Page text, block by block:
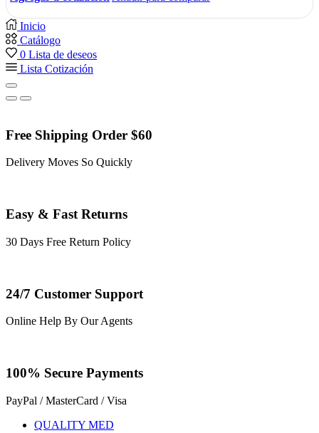
Inicio
Catálogo
0 Lista de deseos
Lista Cotización
Free Shipping Order $60
Delivery Moves So Quickly
Easy & Fast Returns
30 Days Free Return Policy
24/7 Customer Support
Online Help By Our Agents
100% Secure Payments
PayPal / MasterCard / Visa
QUALITY MED